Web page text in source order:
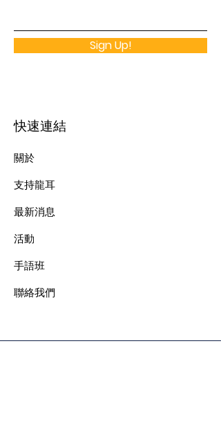
Sign Up!
快速連結
關於
支持龍耳
最新消息
​活動
手語班
​聯絡我們